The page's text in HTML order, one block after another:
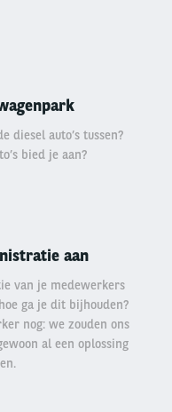
diesel auto’s tussen?
bied je aan?
aan
van je medewerkers
ga je dit bijhouden?
nog: we zouden ons
al een oplossing